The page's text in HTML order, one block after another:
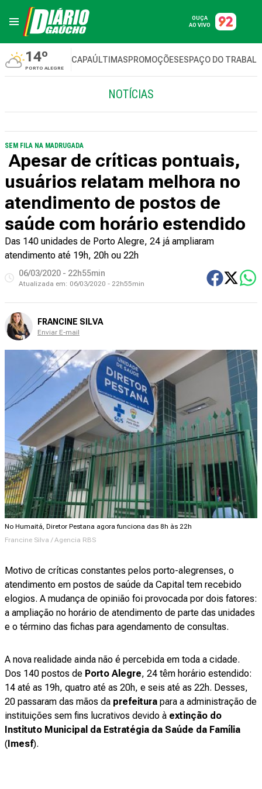
OUÇA
AO VIVO
14º
PORTO ALEGRE
CAPAÚLTIMASPROMOÇÕESESPAÇO DO
NOTÍCIAS
SEM FILA NA MADRUGADA
Apesar de críticas pontuais,
usuários relatam melhora no
atendimento de postos de
saúde com horário estendido
Das 140 unidades de Porto Alegre, 24 já ampliaram
atendimento até 19h, 20h ou 22h
06/03/2020 - 22h55min
Atualizada em: 06/03/2020 - 22h55min
FRANCINE SILVA
Enviar E-mail
No Humaitá, Diretor Pestana agora funciona das 8h às 22h
Francine Silva / Agencia RBS
Motivo de críticas constantes pelos porto-alegrenses, o
atendimento em postos de saúde da Capital tem recebido
elogios. A mudança de opinião foi provocada por dois fatores:
a ampliação no horário de atendimento de parte das unidades
e o término das fichas para agendamento de consultas.
A nova realidade ainda não é percebida em toda a cidade.
Dos 140 postos de Porto Alegre, 24 têm horário estendido:
14 até as 19h, quatro até as 20h, e seis até as 22h. Desses,
20 passaram das mãos da prefeitura para a administração de
instituições sem fins lucrativos devido à extinção do
Instituto Municipal da Estratégia da Saúde da Família
(Imesf).